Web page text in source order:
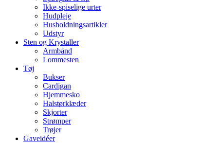
Ikke-spiselige urter
Hudpleje
Husholdningsartikler
Udstyr
Sten og Krystaller
Armbånd
Lommesten
Tøj
Bukser
Cardigan
Hjemmesko
Halstørklæder
Skjorter
Strømper
Trøjer
Gaveidéer